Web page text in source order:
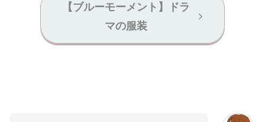
【ブルーモーメント】ドラ
マの服装